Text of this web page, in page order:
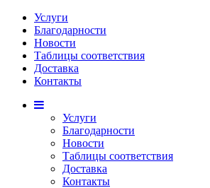
Услуги
Благодарности
Новости
Таблицы соответствия
Доставка
Контакты
Услуги
Благодарности
Новости
Таблицы соответствия
Доставка
Контакты